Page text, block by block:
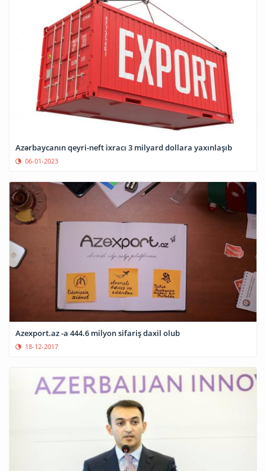
Azərbaycanın qeyri-neft ixracı 3 milyard dollara yaxınlaşıb
06-01-2023
Azexport.az -a 444.6 milyon sifariş daxil olub
18-12-2017